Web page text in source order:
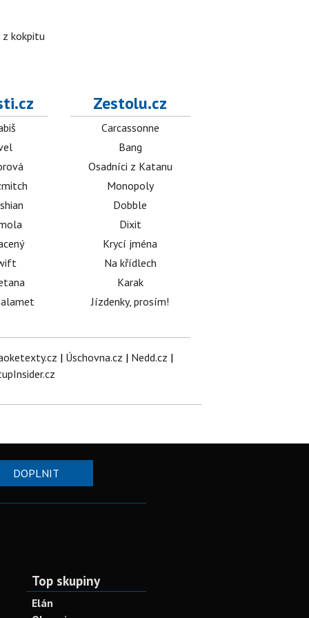
z kokpitu
Zestolu.cz
Carcassonne
Bang
Osadníci z Katanu
Monopoly
Dobble
Dixit
Krycí jména
Na křídlech
Karak
Jízdenky, prosím!
| Úschovna.cz | Nedd.cz |
DOPLNIT
Top skupiny
Elán